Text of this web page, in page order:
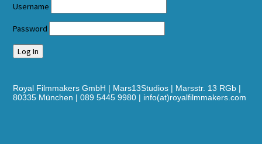
Username
Password
Royal Filmmakers GmbH | Mars13Studios | Marsstr. 13 RGb |
80335 München | 089 5445 9980 | info(at)royalfilmmakers.com